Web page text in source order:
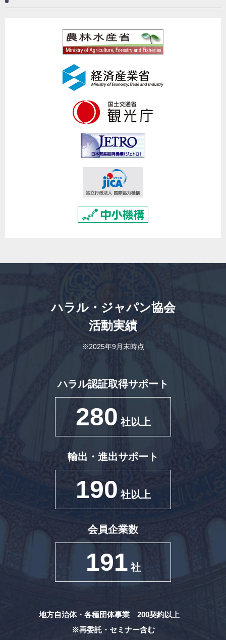
ハラル・ジャパン協会
活動実績
※2025年9月末時点
ハラル認証取得サポート
280 社以上
輸出・進出サポート
190 社以上
会員企業数
191 社
地方自治体・各種団体事業 200契約以上
※再委託・セミナー含む